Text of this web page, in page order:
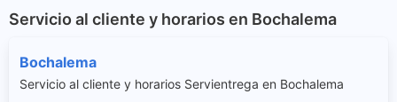
Servicio al cliente y horarios en Bochalema
Bochalema
Servicio al cliente y horarios Servientrega en Bochalema